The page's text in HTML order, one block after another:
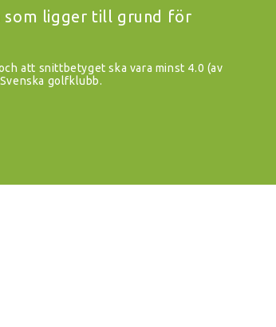
som ligger till grund för
att snittbetyget ska vara minst 4.0 (av
golfklubb.